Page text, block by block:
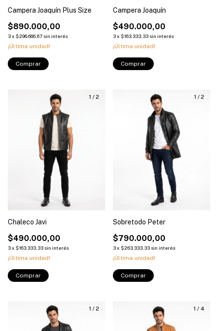
Campera Joaquín Plus Size
$890.000,00
3x $296.666,67 sin interés
¡Última unidad!
Comprar
Campera Joaquín
$490.000,00
3x $163.333,33 sin interés
¡Última unidad!
Comprar
1 / 2
Chaleco Javi
$490.000,00
3x $163.333,33 sin interés
¡Última unidad!
Comprar
1 / 2
Sobretodo Peter
$790.000,00
3x $263.333,33 sin interés
¡Última unidad!
Comprar
1 / 2 1 / 4